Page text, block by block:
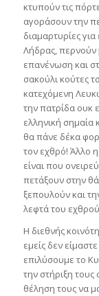
κτυπούν τις
αγοράσουν την
διαμαρτυρίες
Λήδρας, περνούν
επανένωση και
σακούλι κούτες
κατεχόμενη
την πατρίδα ουκ
ελληνική
θα πάνε δέκα
τον εχθρό! Άλλο
είναι που
πετάξουν στην
ξεπουλούν και
λεφτά του
Η διεθνής
εμείς δεν
επιλύσουμε το
την στήριξη
θέληση τους να